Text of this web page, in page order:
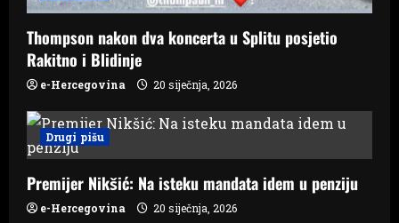
Thompson nakon dva koncerta u Splitu posjetio
Rakitno i Blidinje
e-Hercegovina 20 siječnja, 2026
Drugi pišu
Premijer Nikšić: Na isteku mandata idem u penziju
e-Hercegovina 20 siječnja, 2026